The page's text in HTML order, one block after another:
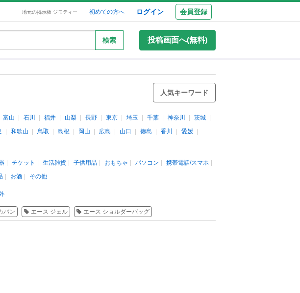
地元の掲示板 ジモティー 初めての方へ ログイン 会員登録
検索 投稿画面へ(無料)
人気キーワード
富山 石川 福井 山梨 長野 東京 埼玉 千葉 神奈川
茨城
和歌山 鳥取 島根 岡山 広島 山口 徳島 香川
愛媛
チケット 生活雑貨 子供用品 おもちゃ パソコン
携帯電話/スマホ
お酒 その他
バン エース ジェル エース ショルダーバッグ